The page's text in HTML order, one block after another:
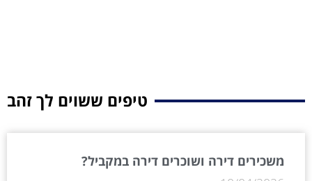
טיפים ששוים לך זהב
משכירים דירה ושוכרים דירה במקביל?